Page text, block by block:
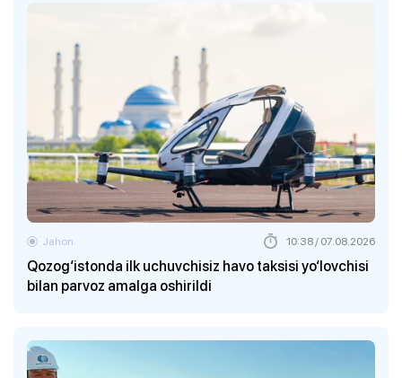
Qozog‘istonda ilk uchuvchisiz havo taksisi yo‘lovchisi
bilan parvoz amalga oshirildi
Jahon 10:38 / 07.08.2026